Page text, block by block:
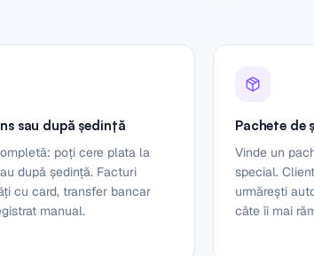
sau după ședință
poți cere plata la
după ședință. Facturi
cu card, transfer bancar
manual.
Pachete de
Vinde un
special.
urmărești
câte îi mai